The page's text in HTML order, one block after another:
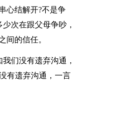
心结解开?不是争
次在跟父母争吵，
间的信任。
们没有遗弃沟通，
有遗弃沟通，一言